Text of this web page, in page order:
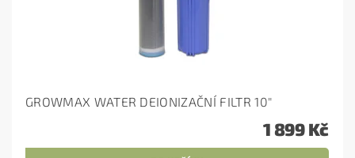
GROWMAX WATER DEIONIZAČNÍ FILTR 10"
1 899 Kč